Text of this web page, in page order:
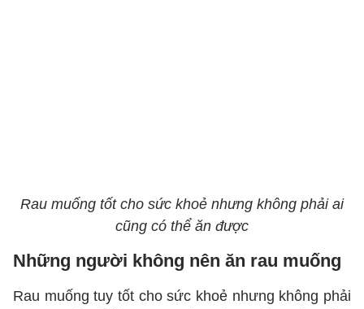
Rau muống tốt cho sức khoẻ nhưng không phải ai
cũng có thể ăn được
Những người không nên ăn rau muống
Rau muống tuy tốt cho sức khoẻ nhưng không phải